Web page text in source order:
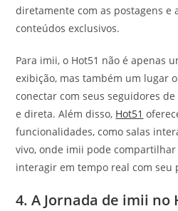
diretamente com as postagens e
conteúdos exclusivos.
Para imii, o Hot51 não é apenas
exibição, mas também um lugar
conectar com seus seguidores
e direta. Além disso, Hot51
funcionalidades, como salas
vivo, onde imii pode
interagir em tempo real com seu
4. A Jornada de imii no